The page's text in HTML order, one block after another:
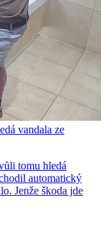
vandala ze
tomu hledá
automatický
Jenže škoda jde